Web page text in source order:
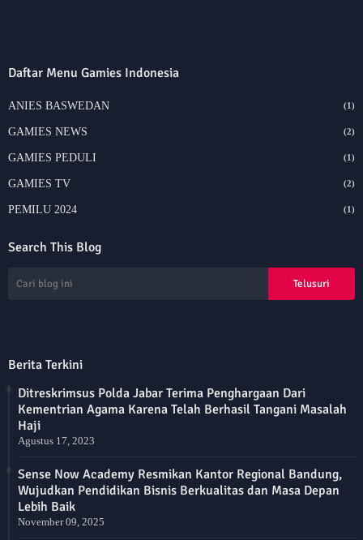
Daftar Menu Gamies Indonesia
ANIES BASWEDAN (1)
GAMIES NEWS (2)
GAMIES PEDULI (1)
GAMIES TV (2)
PEMILU 2024 (1)
Search This Blog
Berita Terkini
Ditreskrimsus Polda Jabar Terima Penghargaan Dari
Kementrian Agama Karena Telah Berhasil Tangani Masalah
Haji
Agustus 17, 2023
Sense Now Academy Resmikan Kantor Regional Bandung,
Wujudkan Pendidikan Bisnis Berkualitas dan Masa Depan
Lebih Baik
November 09, 2025